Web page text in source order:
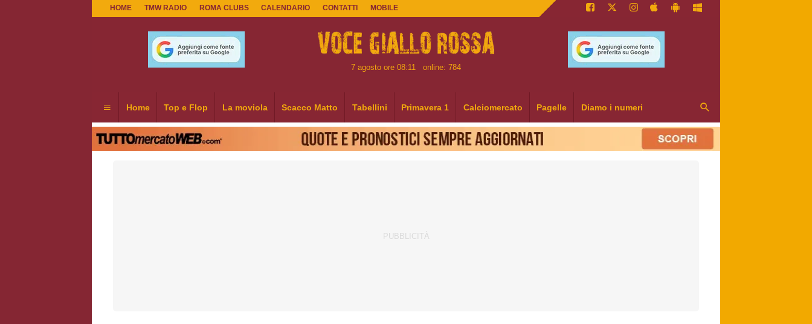
HOME TMW RADIO ROMA CLUBS CALENDARIO CONTATTI MOBILE
7 agosto ore 08:11 online: 784
Home Top e Flop La moviola Scacco Matto Tabellini Primavera 1 Calciomercato Pagelle Diamo i numeri